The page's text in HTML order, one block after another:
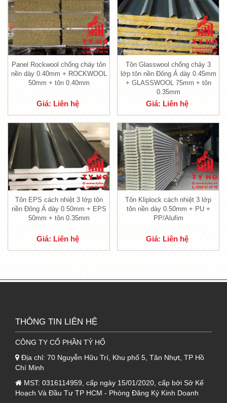
cao cho sản phẩm Panel.
- Những loại tôn chất lượng mà các bạn nên
sử dụng là tôn Phương Nam, tôn Đông Á, tôn
Hoa Sen,… Đây là 3 loại tôn Việt vô cùng uy
tín, chất lượng, luôn nhận được đánh giá tốt
từ khách hàng.
- Với độ dày của 2 lớp tôn này, nó sẽ giúp
tấm tôn Panel EPS
có được độ cứng, độ
chắc chắn và bền bỉ theo thời gian. Sản
phẩm này phù hợp đối với những công trình
có nền móng yếu ở điều kiện bình thường.
1.2. Lớp lõi ở giữa là xốp EPS cách
nhiệt
- EPS được xem là loạivật liệu bảo ônrất
cứng, chắc chắn mắc dù chúng có tỉ trọng siêu
chắn này là nhờ EPS được sản xuất dưới
khí bên trong, riêng không khí chiếm tới 98%.
ưu việt, luôn nhận được sự hài lòng của khách
hàng.
- Chẳng hạn như tính năng cách âm, giữ nhiệt,
cách nhiệt, chống nóng tốt, chống cháy vô
cùng hiệu quả. Không những thế, khả năng
chống dột, chống thấm cũng vô cùng tuyệt
Panel Rockwool chống cháy tôn
nền dày 0.40mm + ROCKWOOL
50mm + tôn 0.40mm
Giá: Liên hệ
Tôn Glasswool chống cháy 3
lớp tôn nền Đông Á dày 0.45mm
+ GLASSWOOL 75mm + tôn
0.35mm
Giá: Liên hệ
Tôn EPS cách nhiệt 3 lớp tôn
nền Đông Á dày 0.50mm + EPS
50mm + tôn 0.35mm
Giá: Liên hệ
Tôn Kliplock cách nhiệt 3 lớp
tôn nền dày 0.50mm + PU +
PP/Alufim
Giá: Liên hệ
THÔNG TIN LIÊN HỆ
CÔNG TY CỔ PHẦN TỶ HỔ
Địa chỉ: 70 Nguyễn Hữu Trí, Khu phố 5, Tân Nhựt, TP Hồ
Chí Minh
MST: 0316114959, cấp ngày 15/01/2020, cấp bởi Sở Kế
Hoạch Và Đầu Tư TP HCM - Phòng Đăng Ký Kinh Doanh